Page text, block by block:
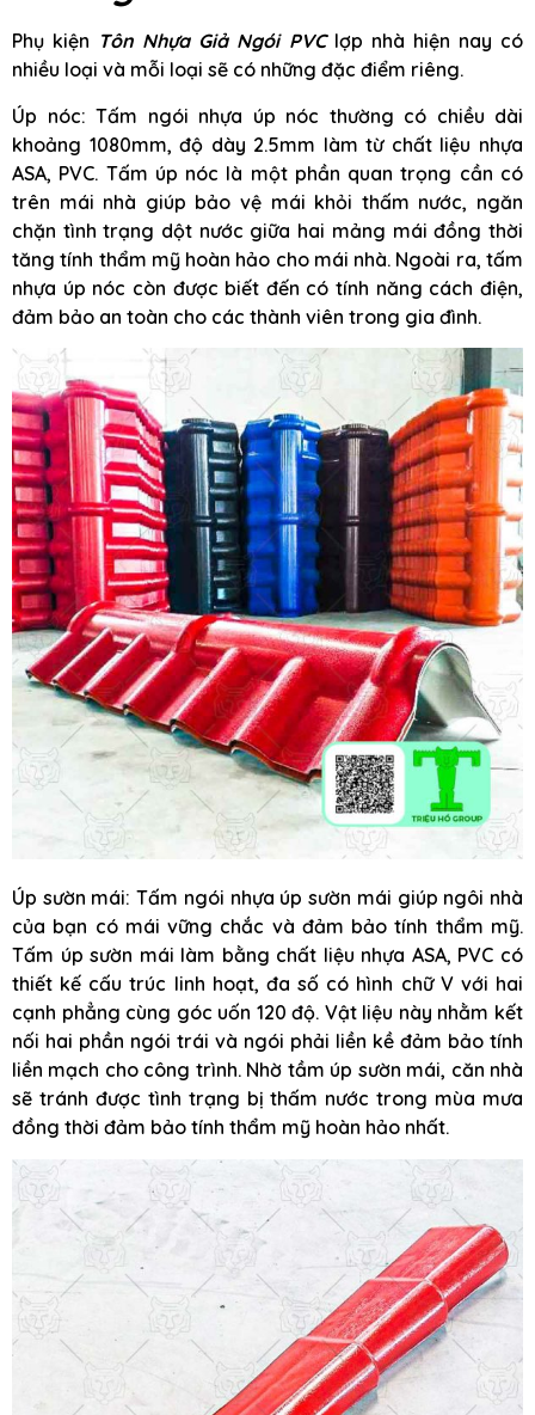
Phụ kiện Tôn Nhựa Giả Ngói PVClợp nhà hiện nay có
nhiều loại và mỗi loại sẽ có những đặc điểm riêng.
Úp nóc: Tấm ngói nhựa úp nóc thường có chiều dài
khoảng 1080mm, độ dày 2.5mm làm từ chất liệu nhựa
ASA, PVC. Tấm úp nóc là một phần quan trọng cần có
trên mái nhà giúp bảo vệ mái khỏi thấm nước, ngăn
chặn tình trạng dột nước giữa hai mảng mái đồng thời
tăng tính thẩm mỹ hoàn hảo cho mái nhà. Ngoài ra, tấm
nhựa úp nóc còn được biết đến có tính năng cách điện,
đảm bảo an toàn cho các thành viên trong gia đình.
Úp sườn mái: Tấm ngói nhựa úp sườn mái giúp ngôi nhà
của bạn có mái vững chắc và đảm bảo tính thẩm mỹ.
Tấm úp sườn mái làm bằng chất liệu nhựa ASA, PVC có
thiết kế cấu trúc linh hoạt, đa số có hình chữ V với hai
cạnh phẳng cùng góc uốn 120 độ. Vật liệu này nhằm kết
nối hai phần ngói trái và ngói phải liền kề đảm bảo tính
liền mạch cho công trình. Nhờ tầm úp sườn mái, căn nhà
sẽ tránh được tình trạng bị thấm nước trong mùa mưa
đồng thời đảm bảo tính thẩm mỹ hoàn hảo nhất.